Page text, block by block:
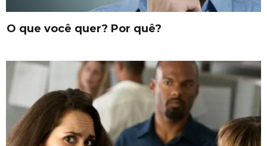
O que você quer? Por quê?